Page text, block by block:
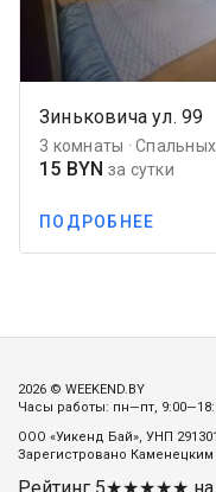
Зиньковича ул. 99
3 комнаты ·
15 BYN за сутки
ПОДРОБНЕЕ
2026 © WEEKEND.BY
Часы работы: пн—пт,
ООО «Уикенд Бай», УНП
Зарегистровано Каменецким
Рейтинг 5★★★★★ на